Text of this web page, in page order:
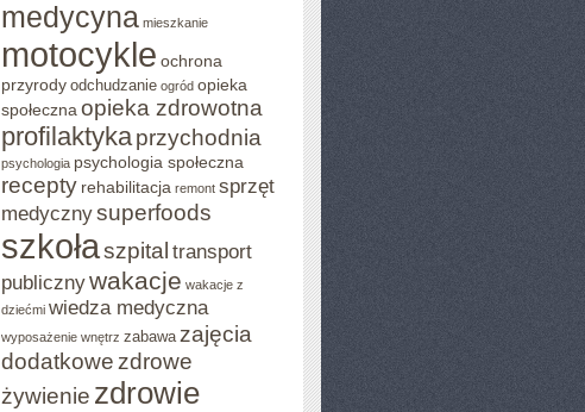
medycyna mieszkanie
motocykle ochrona
przyrody odchudzanie ogród opieka
społeczna opieka zdrowotna
profilaktykaprzychodnia
psychologia psychologia społeczna
recepty rehabilitacja remont sprzęt
medycznysuperfoods
szkołaszpital transport
publicznywakacje wakacje z
dziećmi wiedza medyczna
wyposażenie wnętrz zabawa zajęcia
dodatkowe zdrowe
żywienie zdrowie